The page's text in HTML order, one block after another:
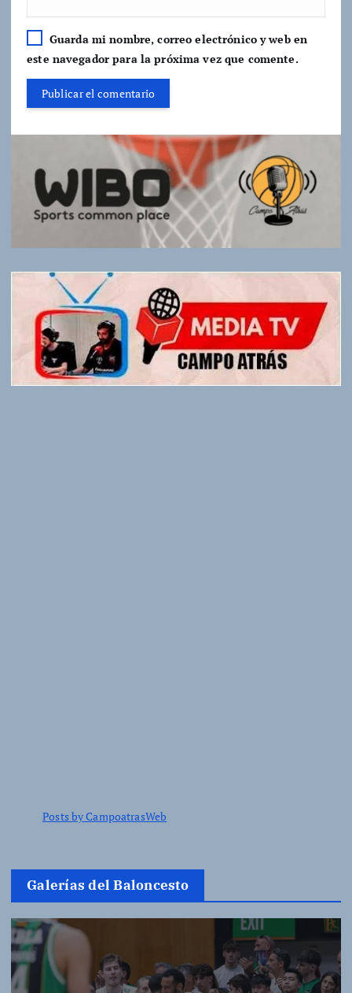
Guarda mi nombre, correo electrónico y web en
este navegador para la próxima vez que comente.
Posts by CampoatrasWeb
Galerías del Baloncesto